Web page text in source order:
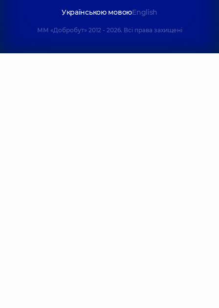
Українською мовоюEnglish
ММ «Добробут» 2012 - 2026. Всі права захищені